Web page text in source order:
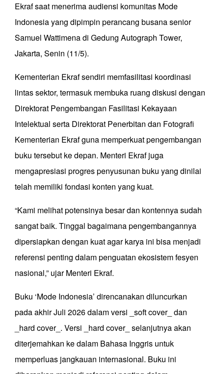
Ekraf saat menerima audiensi komunitas Mode
Indonesia yang dipimpin perancang busana senior
Samuel Wattimena di Gedung Autograph Tower,
Jakarta, Senin (11/5).
Kementerian Ekraf sendiri memfasilitasi koordinasi
lintas sektor, termasuk membuka ruang diskusi dengan
Direktorat Pengembangan Fasilitasi Kekayaan
Intelektual serta Direktorat Penerbitan dan Fotografi
Kementerian Ekraf guna memperkuat pengembangan
buku tersebut ke depan. Menteri Ekraf juga
mengapresiasi progres penyusunan buku yang dinilai
telah memiliki fondasi konten yang kuat.
“Kami melihat potensinya besar dan kontennya sudah
sangat baik. Tinggal bagaimana pengembangannya
dipersiapkan dengan kuat agar karya ini bisa menjadi
referensi penting dalam penguatan ekosistem fesyen
nasional,” ujar Menteri Ekraf.
Buku ‘Mode Indonesia’ direncanakan diluncurkan
pada akhir Juli 2026 dalam versi _soft cover_ dan
_hard cover_. Versi _hard cover_ selanjutnya akan
diterjemahkan ke dalam Bahasa Inggris untuk
memperluas jangkauan internasional. Buku ini